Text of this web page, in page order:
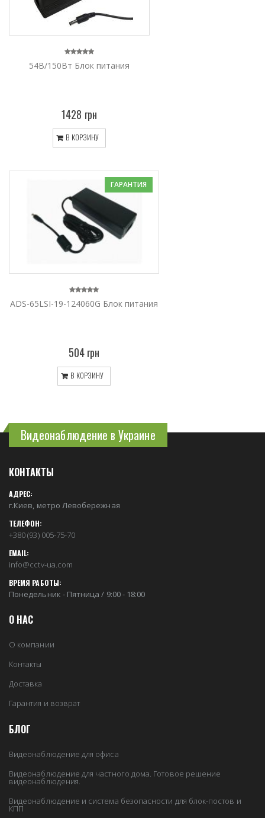
54В/150Вт Блок питания
1428 грн
В КОРЗИНУ
ГАРАНТИЯ
ADS-65LSI-19-124060G Блок питания
504 грн
В КОРЗИНУ
Видеонаблюдение в Украине
КОНТАКТЫ
АДРЕС:
г.Киев, метро Левобережная
ТЕЛЕФОН:
+380 (93) 005-75-70
EMAIL:
info@cctv-ua.com
ВРЕМЯ РАБОТЫ:
Понедельник - Пятница / 9:00 - 18:00
О НАС
О компании
Контакты
Доставка
Гарантия и возврат
БЛОГ
Видеонаблюдение для офиса
Видеонаблюдение для частного дома. Готовое решение
видеонаблюдения.
Видеонаблюдение и система безопасности для блок-постов и
КПП